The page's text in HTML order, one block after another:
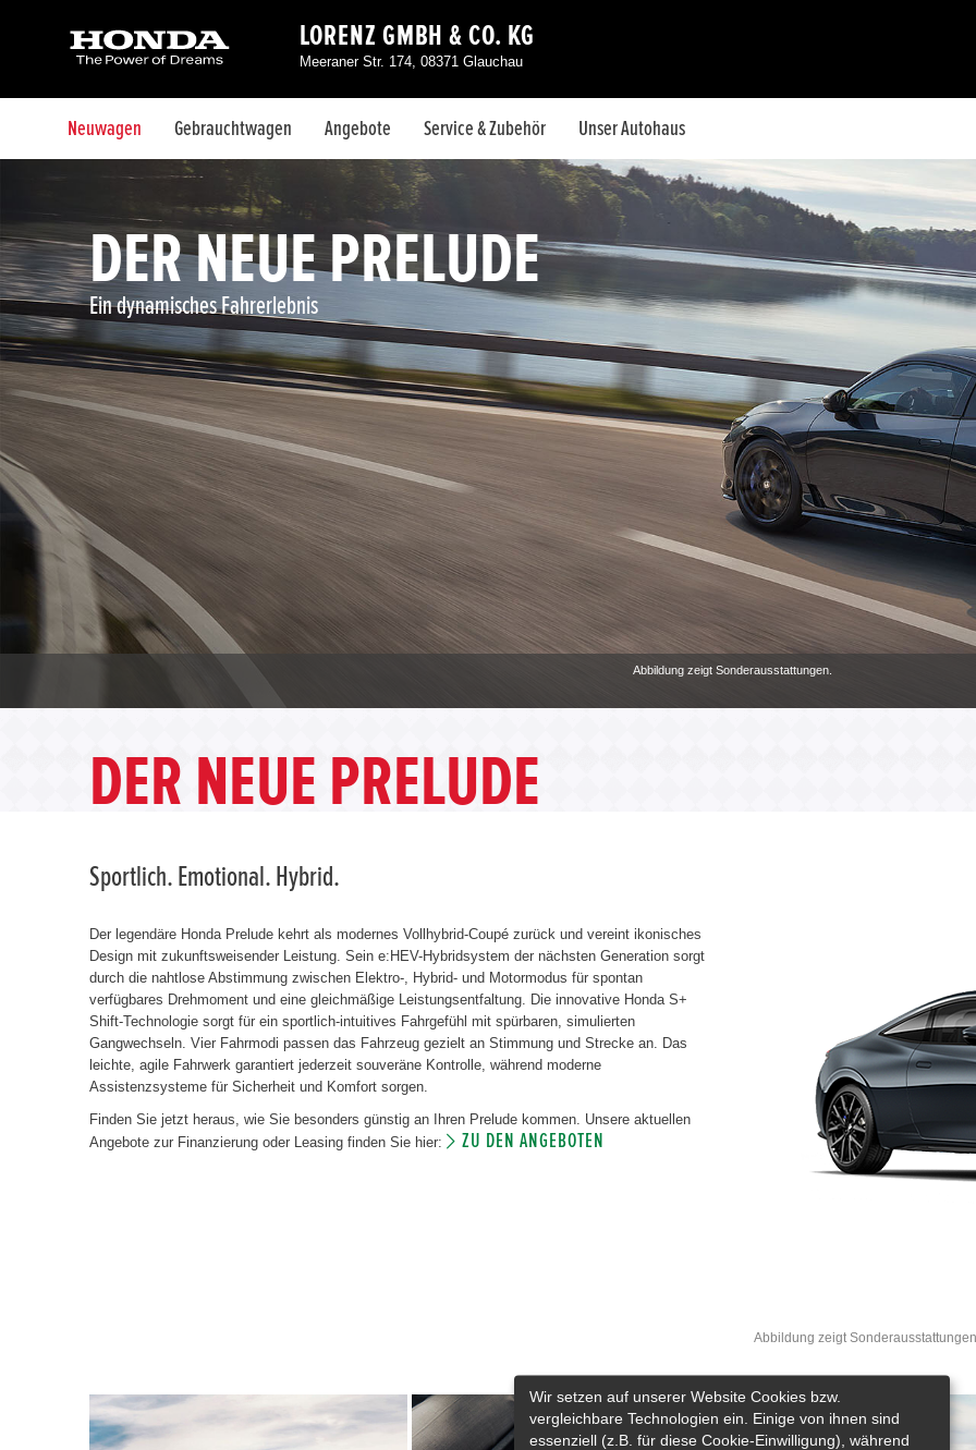
LORENZ GMBH & CO. KG
Meeraner Str. 174, 08371 Glauchau
Neuwagen Gebrauchtwagen Angebote Service & Zubehör Unser Autohaus
Abbildung zeigt Sonderausstattungen.
DER NEUE PRELUDE
Ein dynamisches Fahrerlebnis
DER NEUE PRELUDE
Sportlich. Emotional. Hybrid.
Der legendäre Honda Prelude kehrt als modernes Vollhybrid-Coupé zurück und vereint ikonisches
Design mit zukunftsweisender Leistung. Sein e:HEV-Hybridsystem der nächsten Generation sorgt
durch die nahtlose Abstimmung zwischen Elektro-, Hybrid- und Motormodus für spontan
verfügbares Drehmoment und eine gleichmäßige Leistungsentfaltung. Die innovative Honda S+
Shift-Technologie sorgt für ein sportlich-intuitives Fahrgefühl mit spürbaren, simulierten
Gangwechseln. Vier Fahrmodi passen das Fahrzeug gezielt an Stimmung und Strecke an. Das
leichte, agile Fahrwerk garantiert jederzeit souveräne Kontrolle, während moderne
Assistenzsysteme für Sicherheit und Komfort sorgen.
Finden Sie jetzt heraus, wie Sie besonders günstig an Ihren Prelude kommen. Unsere aktuellen
Angebote zur Finanzierung oder Leasing finden Sie hier:
ZU DEN ANGEBOTEN
Abbildung zeigt Sonderausstattungen.
Wir setzen auf unserer Website Cookies bzw.
vergleichbare Technologien ein. Einige von ihnen sind
essenziell (z.B. für diese Cookie-Einwilligung), während